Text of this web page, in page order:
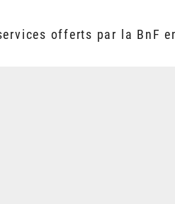
offerts par la BnF